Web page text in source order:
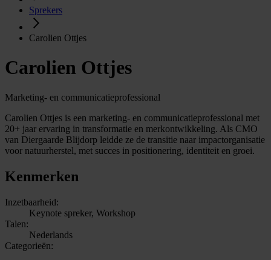
Sprekers
Carolien Ottjes
Carolien Ottjes
Marketing- en communicatieprofessional
Carolien Ottjes is een marketing- en communicatieprofessional met
20+ jaar ervaring in transformatie en merkontwikkeling. Als CMO
van Diergaarde Blijdorp leidde ze de transitie naar impactorganisatie
voor natuurherstel, met succes in positionering, identiteit en groei.
Kenmerken
Inzetbaarheid:
Keynote spreker, Workshop
Talen:
Nederlands
Categorieën: